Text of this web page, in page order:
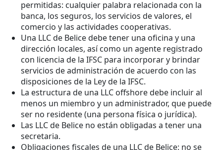
permitidas: cualquier palabra relacionada con la
banca, los seguros, los servicios de valores, el
comercio y las actividades cooperativas.
Una LLC de Belice debe tener una oficina y una
dirección locales, así como un agente registrado
con licencia de la IFSC para incorporar y brindar
servicios de administración de acuerdo con las
disposiciones de la Ley de la IFSC.
La estructura de una LLC offshore debe incluir al
menos un miembro y un administrador, que puede
ser no residente (una persona física o jurídica).
Las LLC de Belice no están obligadas a tener una
secretaria.
Obligaciones fiscales de una LLC de Belice: no se